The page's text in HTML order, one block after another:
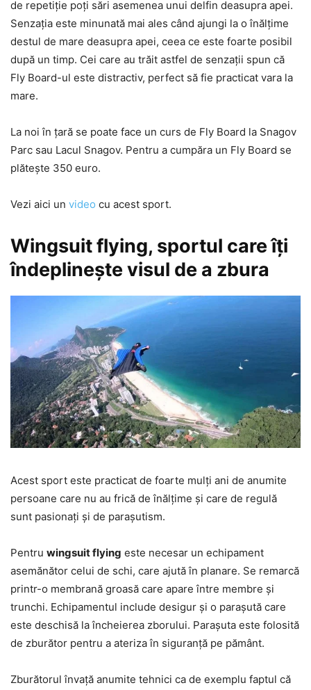
de repetiție poți sări asemenea unui delfin deasupra apei.
Senzația este minunată mai ales când ajungi la o înălțime
destul de mare deasupra apei, ceea ce este foarte posibil
după un timp. Cei care au trăit astfel de senzații spun că
Fly Board-ul este distractiv, perfect să fie practicat vara la
mare.
La noi în țară se poate face un curs de Fly Board la Snagov
Parc sau Lacul Snagov. Pentru a cumpăra un Fly Board se
plătește 350 euro.
Vezi aici un video cu acest sport.
Wingsuit flying, sportul care îți
îndeplinește visul de a zbura
Acest sport este practicat de foarte mulți ani de anumite
persoane care nu au frică de înălțime și care de regulă
sunt pasionați și de parașutism.
Pentru wingsuit flying este necesar un echipament
asemănător celui de schi, care ajută în planare. Se remarcă
printr-o membrană groasă care apare între membre și
trunchi. Echipamentul include desigur și o parașută care
este deschisă la încheierea zborului. Parașuta este folosită
de zburător pentru a ateriza în siguranță pe pământ.
Zburătorul învață anumite tehnici ca de exemplu faptul că